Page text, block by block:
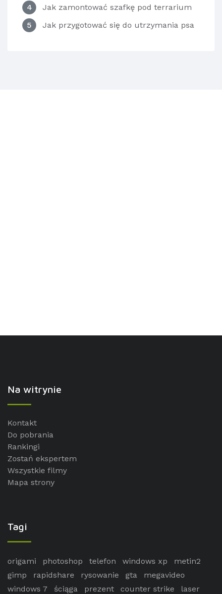
4
Jak zamontować szafkę pod terrarium
5
Jak przygotować się do utrzymania psa
Na witrynie
Kontakt
Do pobrania
Rankingi
Zostań ekspertem
Wszystkie filmy
Mapa strony
Tagi
origami photoshop telefon windows xp
metin2
gimp
rapidshare rysowanie gta
megavideo
windows 7
ściąga prezent counter strike laser